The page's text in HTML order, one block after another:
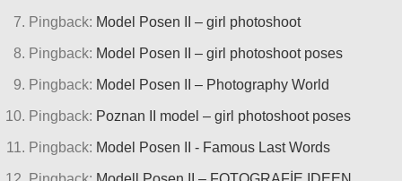
Pingback: Model Posen II – girl photoshoot
Pingback: Model Posen II – girl photoshoot poses
Pingback: Model Posen II – Photography World
Pingback: Poznan II model – girl photoshoot poses
Pingback: Model Posen II - Famous Last Words